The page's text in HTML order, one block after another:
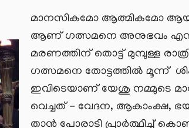
മാനസികമോ ആത്മികമോ ആയ
ആണ് ഗത്സമനെ അനുഭവം
മരണത്തിന് തൊട്ട് മുമ്പുള്ള
ഗത്സമനെ തോട്ടത്തില്‍ മൂന്ന്
ഇവിടെയാണ് യേശു നമ്മുടെ
വെച്ചത് - വേദന, ആകാംക്ഷ,
താന്‍ പോരാടി പ്രാര്‍ത്ഥിച്ച്